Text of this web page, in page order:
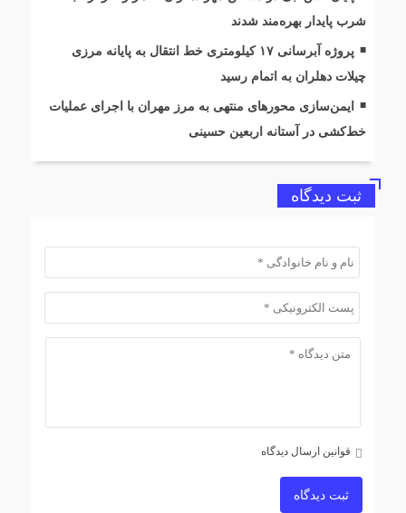
شرب پایدار بهره‌مند شدند
پروژه آبرسانی ۱۷ کیلومتری خط انتقال به پایانه مرزی
چیلات دهلران به اتمام رسید
ایمن‌سازی محورهای منتهی به مرز مهران با اجرای عملیات
خط‌کشی در آستانه اربعین حسینی
ثبت دیدگاه
قوانین ارسال دیدگاه
ثبت دیدگاه